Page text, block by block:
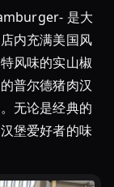
是大
内充满美国风
风味的实山椒
普尔德猪肉汉
无论是经典的
堡爱好者的味